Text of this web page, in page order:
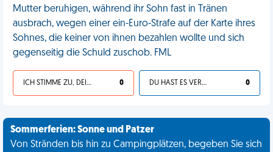
Mutter beruhigen, während ihr Sohn fast in Tränen
ausbrach, wegen einer ein-Euro-Strafe auf der Karte ihres
Sohnes, die keiner von ihnen bezahlen wollte und sich
gegenseitig die Schuld zuschob. FML
ICH STIMME ZU, DEIN LEBEN IST SCHEISSE 0 DU HAST ES VERDIENT 0
Sommerferien: Sonne und Patzer
Von Stränden bis hin zu Campingplätzen, begeben Sie sich